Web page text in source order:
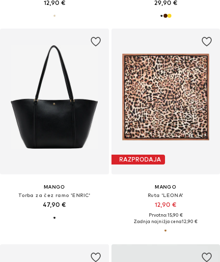
12,90 € 29,90 €
MANGO
Torba za čez ramo 'ENRIC'
47,90 €
RAZPRODAJA
MANGO
Ruta 'LEONA'
12,90 €
Prvotno: 15,90 €
Zadnja najnižja cena12,90 €